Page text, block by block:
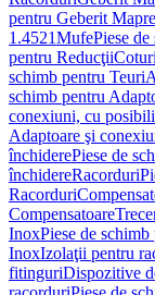
pentru Geberit
1.4521MufePiese
pentru ReducţiiCoturi
schimb pentru Teuri
schimb pentru
conexiuni, cu
Adaptoare şi
închiderePiese de
închidereRacorduri
Racorduri
Compensatoare
InoxPiese de
InoxIzolaţii pentru
fitinguriDispozitive